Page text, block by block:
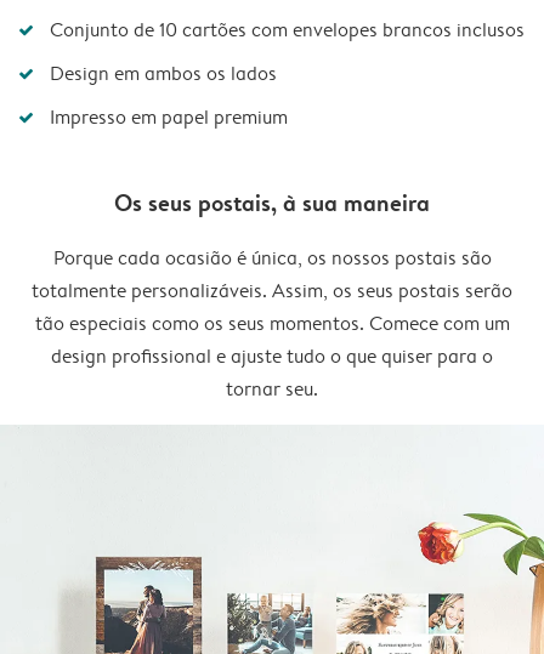
Conjunto de 10 cartões com envelopes brancos inclusos
Design em ambos os lados
Impresso em papel premium
Os seus postais, à sua maneira
Porque cada ocasião é única, os nossos postais são
totalmente personalizáveis. Assim, os seus postais serão
tão especiais como os seus momentos. Comece com um
design profissional e ajuste tudo o que quiser para o
tornar seu.